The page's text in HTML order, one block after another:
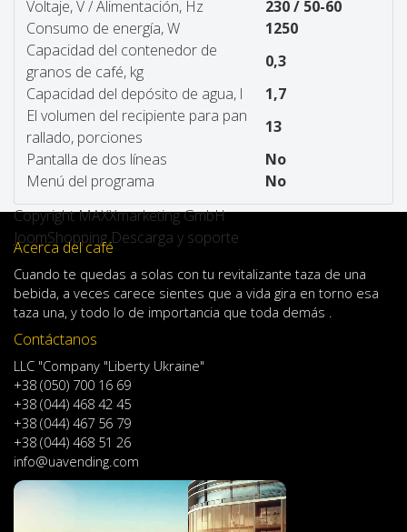
Voltaje, V / Alimentación, Hz
230 / 50-60
Consumo de energía, W
1250
Capacidad del contenedor de
granos de café, kg
0,3
Capacidad del depósito de agua, l
1,7
El volumen del recipiente para pan
rallado, porciones
13
Pantalla de dos líneas
No
Menú del programa
No
Copyright MAXXmarketing GmbH
JoomShopping Descarga y soporte
Acerca del café
Cuando te quedas a solas con tu revitalizante taza de una
bebida, a veces carece sientes que a vida gira en torno esa
taza una, y todo lo de importancia que toda demás .
Contáctanos
LLC "Company "Liberty Ukraine"
+38 (050) 700 16 69
+38 (044) 468 42 45
+38 (044) 467 56 79
+38 (044) 468 51 26
info@uavending.com